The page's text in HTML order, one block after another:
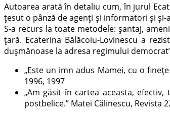
Autoarea arată în detaliu cum, în jurul
țesut o pânză de agenți și informatori și
S-a recurs la toate metodele: șantaj,
țară. Ecaterina Bălăcoiu-Lovinescu a
dușmănoase la adresa regimului
„Este un imn adus Mamei, cu o
1996, 1997
„Am găsit în cartea aceasta,
postbelice.” Matei Călinescu, Revista